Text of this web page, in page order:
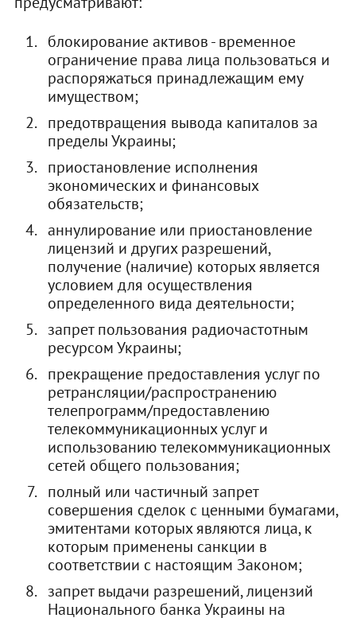
блокирование активов - временное
ограничение права лица пользоваться и
распоряжаться принадлежащим ему
имуществом;
предотвращения вывода капиталов за
пределы Украины;
приостановление исполнения
экономических и финансовых
обязательств;
аннулирование или приостановление
лицензий и других разрешений,
получение (наличие) которых является
условием для осуществления
определенного вида деятельности;
запрет пользования радиочастотным
ресурсом Украины;
прекращение предоставления услуг по
ретрансляции/распространению
телепрограмм/предоставлению
телекоммуникационных услуг и
использованию телекоммуникационных
сетей общего пользования;
полный или частичный запрет
совершения сделок с ценными бумагами,
эмитентами которых являются лица, к
которым применены санкции в
соответствии с настоящим Законом;
запрет выдачи разрешений, лицензий
Национального банка Украины на